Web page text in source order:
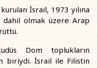
İsrail, 1973 yılına
dahil olmak üzere Arap
Dom toplukların
biriydi. İsrail ile Filistin